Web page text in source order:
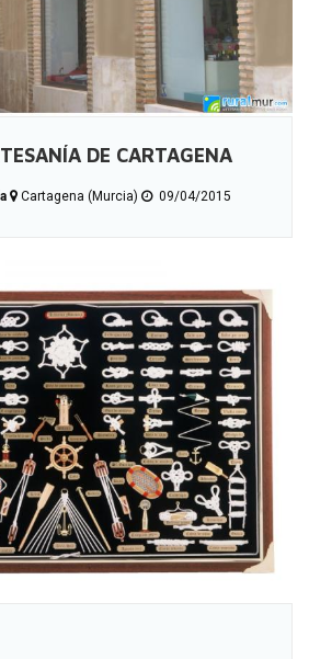
DE CARTAGENA
Cartagena (Murcia) 09/04/2015